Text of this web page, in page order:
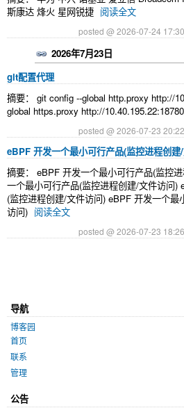
斯康达 烽火 星网锐捷 阅读全文
posted @ 2026-07-24
2026年7月23日
git配置代理
摘要： git config --global http.proxy http://
global https.proxy http://10.40.195.22:18780
posted @ 2026-07-23
eBPF 开发一个最小可行产品(监控进程创建
摘要： eBPF 开发一个最小可行产品(监控
一个最小可行产品(监控进程创建/文件访问)
(监控进程创建/文件访问) eBPF 开发一个
访问) 阅读全文
posted @ 2026-07-23
导航
博客园
首页
联系
管理
公告